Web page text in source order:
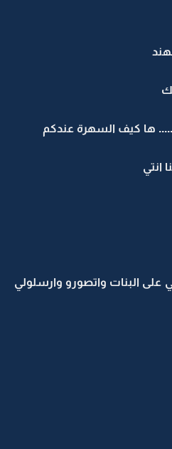
ها كيف السهرة عندكم
انتي
على البنات واتصورو وارسلولي